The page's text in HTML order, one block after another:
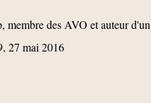
membre des AVO et auteur
27 mai 2016